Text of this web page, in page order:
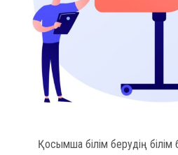
Қосымша білім берудің